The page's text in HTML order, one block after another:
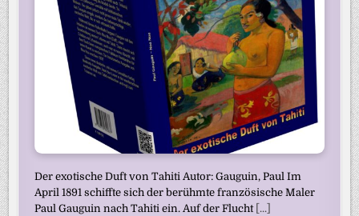
Der exotische Duft von Tahiti Autor: Gauguin, Paul Im
April 1891 schiffte sich der berühmte französische Maler
Paul Gauguin nach Tahiti ein. Auf der Flucht [...]